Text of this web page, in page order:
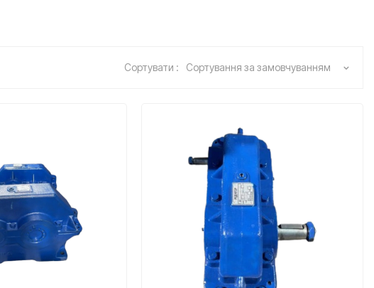
Сортувати : Сортування за замовчуванням